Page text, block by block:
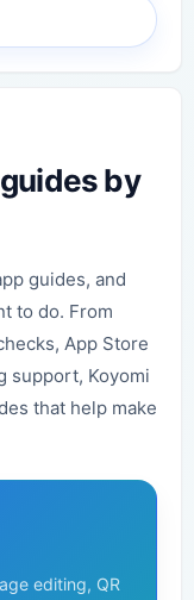
by
guides, and
to do. From
App Store
support, Koyomi
that help make
editing, QR